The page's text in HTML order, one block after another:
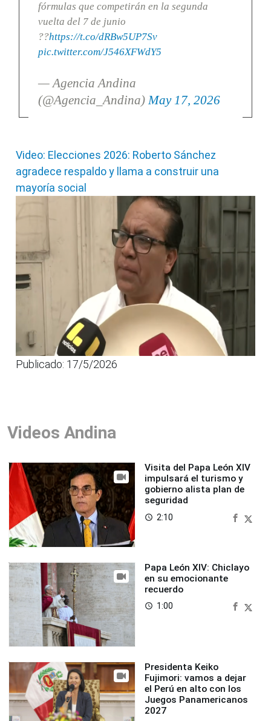
fórmulas que competirán en la segunda
vuelta del 7 de junio
??https://t.co/dRBw5UP7Sv
pic.twitter.com/J546XFWdY5
— Agencia Andina
(@Agencia_Andina) May 17, 2026
Video: Elecciones 2026: Roberto Sánchez
agradece respaldo y llama a construir una
mayoría social
Publicado: 17/5/2026
Videos Andina
Visita del Papa León XIV
impulsará el turismo y
gobierno alista plan de
seguridad
access_time 2:10
Papa León XIV: Chiclayo
en su emocionante
recuerdo
access_time 1:00
Presidenta Keiko
Fujimori: vamos a dejar
el Perú en alto con los
Juegos Panamericanos
2027